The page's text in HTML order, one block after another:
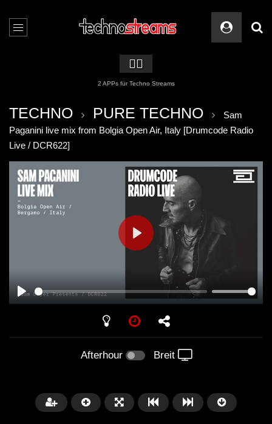
🏳️‍🌈
2 APPs für Techno Streams
TECHNO PURE TECHNO
Sam
Paganini live mix from Bolgia Open Air, Italy [Drumcode Radio
Live / DCR622]
PLAY
PLAY
Afterhour Breit